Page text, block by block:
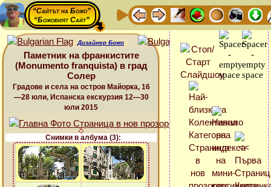
“Сайтът на Божо”
“Божовият Сайт”
Дизайнер Божо
Паметник на франкистите
(Monumento franquista) в град
Солер
Градове и села на остров Майорка, 16
—28 юли, Испанска екскурзия 12—30
юли 2015
Снимки в албума (3):